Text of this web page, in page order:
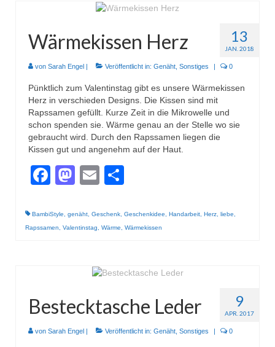
13
JAN. 2018
Wärmekissen Herz
von Sarah Engel | Veröffentlicht in: Genäht Sonstiges | 0
Pünktlich zum Valentinstag gibt es unsere Wärmekissen
Herz in verschieden Designs. Die Kissen sind mit
Rapssamen gefüllt. Kurze Zeit in die Mikrowelle und
schon spenden sie. Wärme genau an der Stelle wo sie
gebraucht wird. Durch den Rapssamen liegen die
Kissen gut und angenehm auf der Haut.
Facebook
Mastodon
Email
BambiStyle genäht Geschenk Geschenkidee Handarbeit Herz liebe
Rapssamen
Valentinstag Wärme Wärmekissen
9
APR. 2017
Bestecktasche Leder
von Sarah Engel Veröffentlicht in: Genäht Sonstiges 0